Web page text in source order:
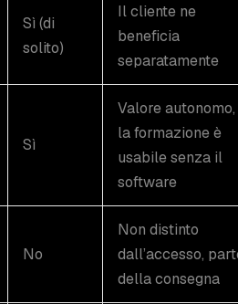
Sì (di
solito)
Il cliente ne
beneficia
separatamente
Sì
Valore autonomo,
la formazione è
usabile senza il
software
No
Non distinto
dall’accesso,
della consegna